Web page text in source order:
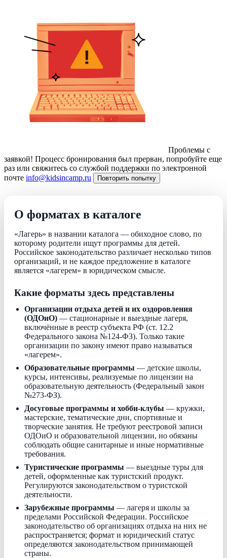
Проблемы с
заявкой! Процесс бронирования был прерван, попробуйте еще
раз или свяжитесь со службой поддержки по электронной
почте info@kidsincamp.ru Повторить попытку
О форматах в каталоге
«Лагерь» в названии каталога — обиходное слово, по
которому родители ищут программы для детей.
Российское законодательство различает несколько типов
организаций, и не каждое предложение в каталоге
является «лагерем» в юридическом смысле.
Какие форматы здесь представлены
Организации отдыха детей и их оздоровления
(ОДОиО) — стационарные и выездные лагеря,
включённые в реестр субъекта РФ (ст. 12.2
Федерального закона №124-ФЗ). Только такие
организации по закону имеют право называться
«лагерем».
Образовательные программы — детские школы,
курсы, интенсивы, реализуемые по лицензии на
образовательную деятельность (Федеральный закон
№273-ФЗ).
Досуговые программы и хобби-клубы — кружки,
мастерские, тематические дни, спортивные и
творческие занятия. Не требуют реестровой записи
ОДОиО и образовательной лицензии, но обязаны
соблюдать общие санитарные и иные нормативные
требования.
Туристические программы — выездные туры для
детей, оформленные как туристский продукт.
Регулируются законодательством о туристской
деятельности.
Зарубежные программы — лагеря и школы за
пределами Российской Федерации. Российское
законодательство об организациях отдыха на них не
распространяется; формат и юридический статус
определяются законодательством принимающей
страны.